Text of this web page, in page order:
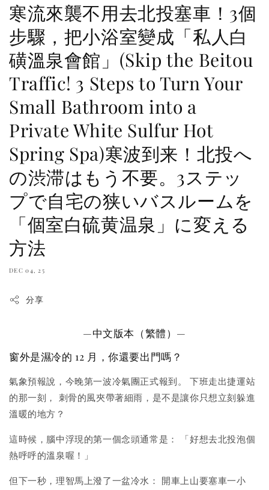
寒流來襲不用去北投塞車！3個
步驟，把小浴室變成「私人白
磺溫泉會館」(Skip the Beitou
Traffic! 3 Steps to Turn Your
Small Bathroom into a
Private White Sulfur Hot
Spring Spa)寒波到来！北投へ
の渋滞はもう不要。3ステッ
プで自宅の狭いバスルームを
「個室白硫黄温泉」に変える
方法
DEC 04, 25
分享
—中文版本（繁體）—
窗外是濕冷的 12 月，你還要出門嗎？
氣象預報說，今晚第一波冷氣團正式報到。 下班走出捷運站
的那一刻， 刺骨的風夾帶著細雨，是不是讓你只想立刻躲進
溫暖的地方？
這時候，腦中浮現的第一個念頭通常是： 「好想去北投泡個
熱呼呼的溫泉喔！」
但下一秒，理智馬上潑了一盆冷水： 開車上山要塞車一小